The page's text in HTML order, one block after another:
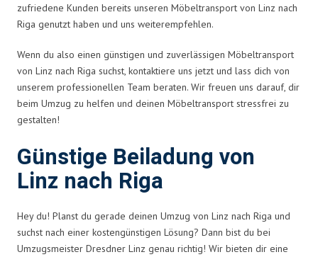
zufriedene Kunden bereits unseren Möbeltransport von Linz nach
Riga genutzt haben und uns weiterempfehlen.
Wenn du also einen günstigen und zuverlässigen Möbeltransport
von Linz nach Riga suchst, kontaktiere uns jetzt und lass dich von
unserem professionellen Team beraten. Wir freuen uns darauf, dir
beim Umzug zu helfen und deinen Möbeltransport stressfrei zu
gestalten!
Günstige Beiladung von
Linz nach Riga
Hey du! Planst du gerade deinen Umzug von Linz nach Riga und
suchst nach einer kostengünstigen Lösung? Dann bist du bei
Umzugsmeister Dresdner Linz genau richtig! Wir bieten dir eine